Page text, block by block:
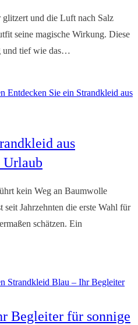
glitzert und die Luft nach Salz
seine magische Wirkung. Diese
und tief wie das…
aus
kein Weg an Baumwolle
Jahrzehnten die erste Wahl für
schätzen. Ein
Begleiter für sonnige